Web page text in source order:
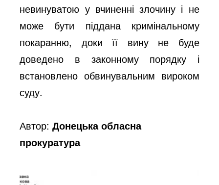
невинуватою у вчиненні злочину і не
може бути піддана кримінальному
покаранню, доки її вину не буде
доведено в законному порядку і
встановлено обвинувальним вироком
суду.
Автор:Донецька обласна
прокуратура